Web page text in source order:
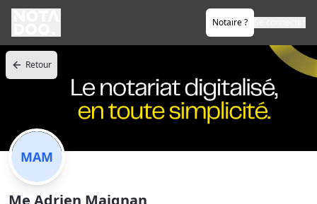
Notaire ?
Retour
MAM
Me Adrien Maignan